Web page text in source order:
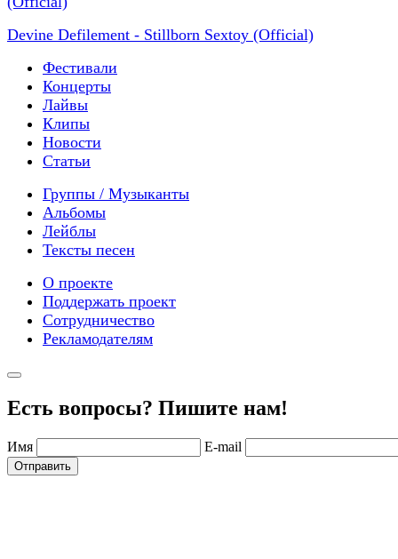
Devine Defilement - Stillborn Sextoy (Official)
Фестивали
Концерты
Лайвы
Клипы
Новости
Статьи
Группы / Музыканты
Альбомы
Лейблы
Тексты песен
О проекте
Поддержать проект
Сотрудничество
Рекламодателям
Есть вопросы? Пишите нам!
Имя E-mail